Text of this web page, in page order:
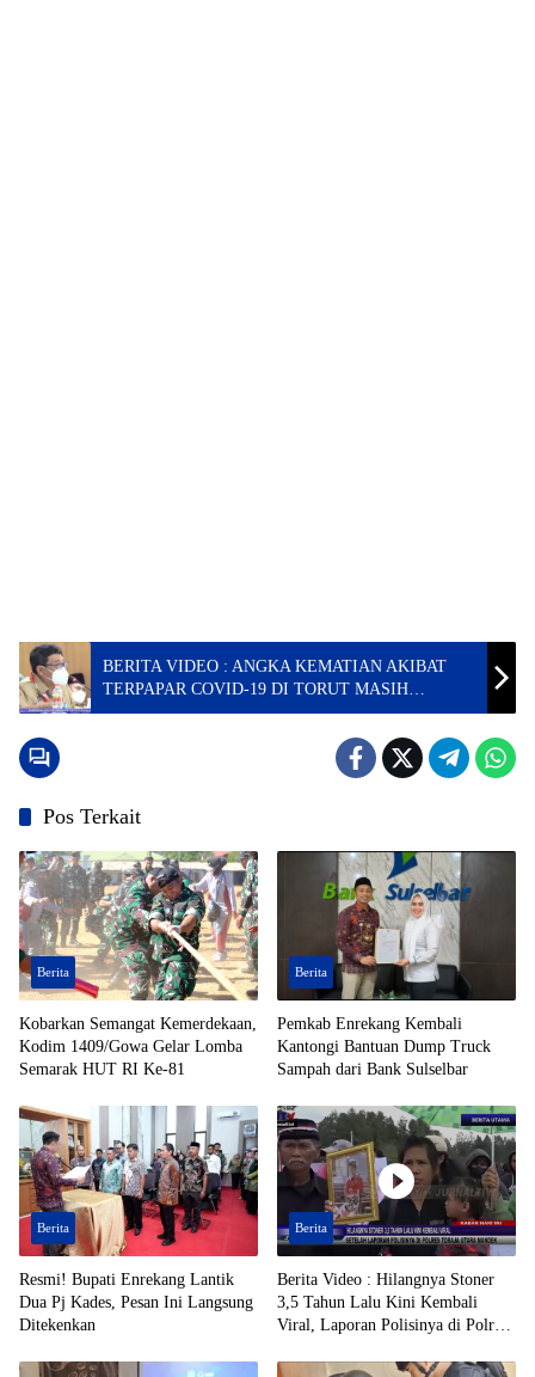
BERITA VIDEO : ANGKA KEMATIAN AKIBAT
TERPAPAR COVID-19 DI TORUT MASIH
TINGGI, PEMKAB MINTA PUSAT BERI
Pos Terkait
Berita
Kobarkan Semangat Kemerdekaan,
Kodim 1409/Gowa Gelar Lomba
Semarak HUT RI Ke-81
Berita
Pemkab Enrekang Kembali
Kantongi Bantuan Dump Truck
Sampah dari Bank Sulselbar
Berita
Resmi! Bupati Enrekang Lantik
Dua Pj Kades, Pesan Ini Langsung
Ditekenkan
Berita
Berita Video : Hilangnya Stoner
3,5 Tahun Lalu Kini Kembali
Viral, Laporan Polisinya di Polres